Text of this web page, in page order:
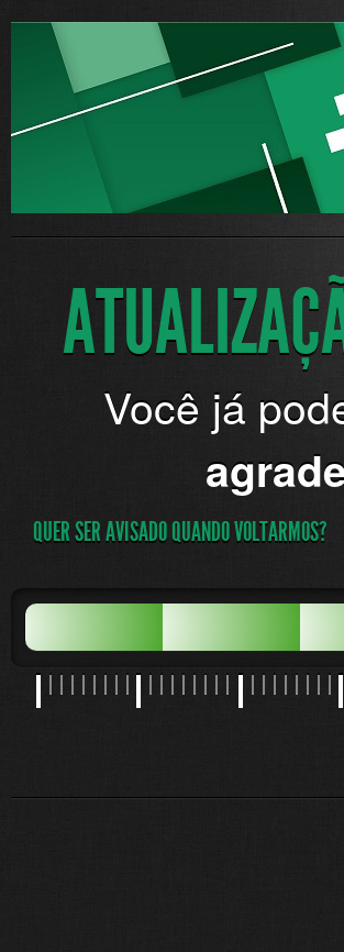
Você já
QUER SER AVISADO QUANDO VOLTARMOS?